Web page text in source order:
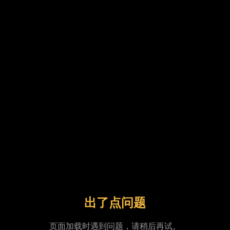
出了点问题
页面加载时遇到问题，请稍后再试。